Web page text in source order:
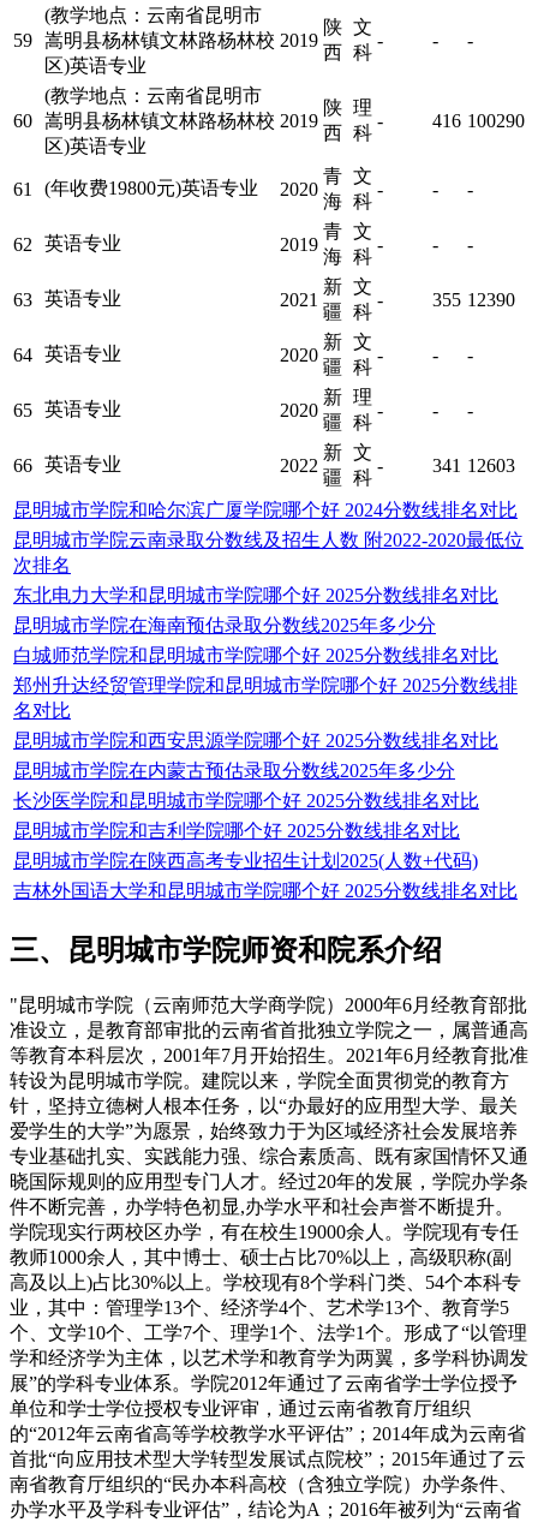
59
(教学地点：云南省昆明市
嵩明县杨林镇文林路杨林校
区)英语专业
2019
陕
西
文
科
- - -
60
(教学地点：云南省昆明市
嵩明县杨林镇文林路杨林校
区)英语专业
2019
陕
西
理
科
- 416 100290
61 (年收费19800元)英语专业 2020
青
海
文
科
- - -
62 英语专业 2019
青
海
文
科
- - -
63 英语专业 2021
新
疆
文
科
- 355 12390
64 英语专业 2020
新
疆
文
科
- - -
65 英语专业 2020
新
疆
理
科
- - -
66 英语专业 2022
新
疆
文
科
- 341 12603
昆明城市学院和哈尔滨广厦学院哪个好 2024分数线排名对比
昆明城市学院云南录取分数线及招生人数 附2022-2020最低位
次排名
东北电力大学和昆明城市学院哪个好 2025分数线排名对比
昆明城市学院在海南预估录取分数线2025年多少分
白城师范学院和昆明城市学院哪个好 2025分数线排名对比
郑州升达经贸管理学院和昆明城市学院哪个好 2025分数线排
名对比
昆明城市学院和西安思源学院哪个好 2025分数线排名对比
昆明城市学院在内蒙古预估录取分数线2025年多少分
长沙医学院和昆明城市学院哪个好 2025分数线排名对比
昆明城市学院和吉利学院哪个好 2025分数线排名对比
昆明城市学院在陕西高考专业招生计划2025(人数+代码)
吉林外国语大学和昆明城市学院哪个好 2025分数线排名对比
三、昆明城市学院师资和院系介绍
"昆明城市学院（云南师范大学商学院）2000年6月经教育部批
准设立，是教育部审批的云南省首批独立学院之一，属普通高
等教育本科层次，2001年7月开始招生。2021年6月经教育批准
转设为昆明城市学院。建院以来，学院全面贯彻党的教育方
针，坚持立德树人根本任务，以“办最好的应用型大学、最关
爱学生的大学”为愿景，始终致力于为区域经济社会发展培养
专业基础扎实、实践能力强、综合素质高、既有家国情怀又通
晓国际规则的应用型专门人才。经过20年的发展，学院办学条
件不断完善，办学特色初显,办学水平和社会声誉不断提升。
学院现实行两校区办学，有在校生19000余人。学院现有专任
教师1000余人，其中博士、硕士占比70%以上，高级职称(副
高及以上)占比30%以上。学校现有8个学科门类、54个本科专
业，其中：管理学13个、经济学4个、艺术学13个、教育学5
个、文学10个、工学7个、理学1个、法学1个。形成了“以管理
学和经济学为主体，以艺术学和教育学为两翼，多学科协调发
展”的学科专业体系。学院2012年通过了云南省学士学位授予
单位和学士学位授权专业评审，通过云南省教育厅组织
的“2012年云南省高等学校教学水平评估”；2014年成为云南省
首批“向应用技术型大学转型发展试点院校”；2015年通过了云
南省教育厅组织的“民办本科高校（含独立学院）办学条件、
办学水平及学科专业评估”，结论为A；2016年被列为“云南省